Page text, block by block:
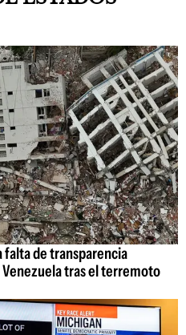
falta de transparencia
tras el terremoto